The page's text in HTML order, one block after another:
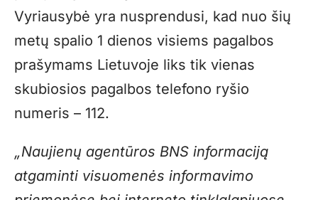
Vyriausybė yra nusprendusi, kad nuo šių
metų spalio 1 dienos visiems pagalbos
prašymams Lietuvoje liks tik vienas
skubiosios pagalbos telefono ryšio
numeris – 112.
„Naujienų agentūros BNS informaciją
atgaminti visuomenės informavimo